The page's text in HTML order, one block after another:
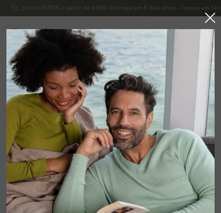
Envio GRÁTIS a partir de 400€ - Entrega em 5 dias úteis – Trocas em
Caxemira
PORTUGAL
Página principal
Suéteres masculinos de caxemira
Suéteres masculinos de iaque